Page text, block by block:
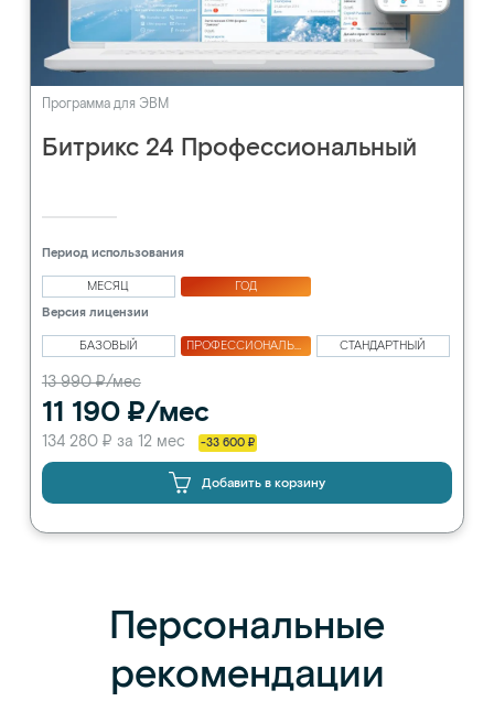
Программа для ЭВМ
Битрикс 24 Профессиональный
Период использования
МЕСЯЦ ГОД
Версия лицензии
БАЗОВЫЙ ПРОФЕССИОНАЛЬНЫЙ СТАНДАРТНЫЙ
13 990 ₽/мес
11 190 ₽/мес
134 280 ₽ за 12 мес -33 600 ₽
Добавить в корзину
Персональные
рекомендации